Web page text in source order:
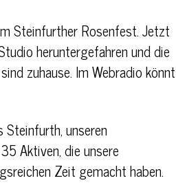
Steinfurther Rosenfest. Jetzt
heruntergefahren und die
zuhause. Im Webradio könnt
Steinfurth, unseren
Aktiven, die unsere
Zeit gemacht haben.